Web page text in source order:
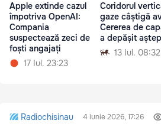
Apple extinde cazul
împotriva OpenAI:
Compania
suspectează zeci de
foști angajați
17 Iul. 23:23
Coridorul
gaze câștigă
Cererea de
a depășit
13 Iul. 08:32
Radiochisinau 4 iunie 2026, 17:26